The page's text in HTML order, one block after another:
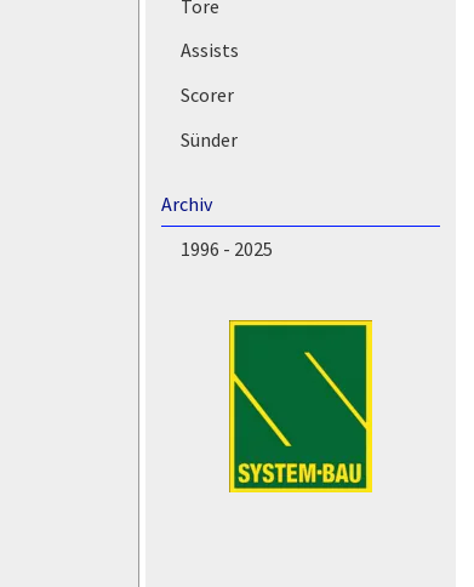
Tore
Assists
Scorer
Sünder
Archiv
1996 - 2025